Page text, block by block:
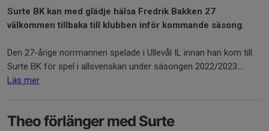
Surte BK kan med glädje hälsa Fredrik Bakken 27
välkommen tillbaka till klubben inför kommande säsong.
Den 27-årige norrmannen spelade i Ullevål IL innan han kom till
Surte BK för spel i allsvenskan under säsongen 2022/2023....
Läs mer
Theo förlänger med Surte